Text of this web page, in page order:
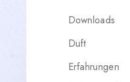
Downloads
Duft
Erfahrungen